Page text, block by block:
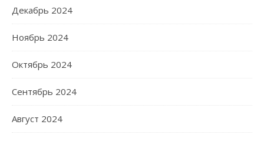
Декабрь 2024
Ноябрь 2024
Октябрь 2024
Сентябрь 2024
Август 2024